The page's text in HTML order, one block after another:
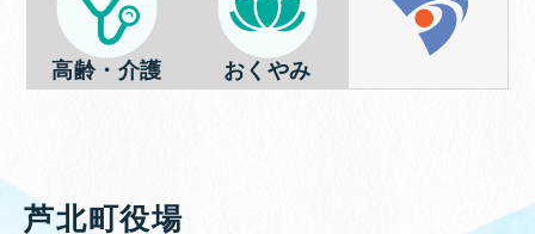
高齢・介護 おくやみ
芦北町役場